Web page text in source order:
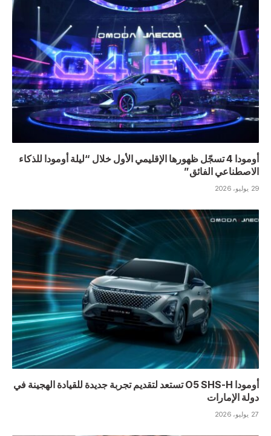
أومودا 4 تسجّل ظهورها الإقليمي الأول خلال “ليلة أومودا للذكاء
الاصطناعي الفائق”
29 يوليو، 2026
أومودا O5 SHS-H تستعد لتقديم تجربة جديدة للقيادة الهجينة في
دولة الإمارات
27 يوليو، 2026